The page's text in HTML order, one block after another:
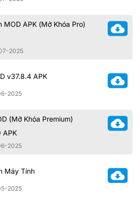
MOD APK (Mở Khóa Pro)
2025
v37.8.4 APK
2025
(Mở Khóa Premium)
APK
2025
Máy Tính
2025